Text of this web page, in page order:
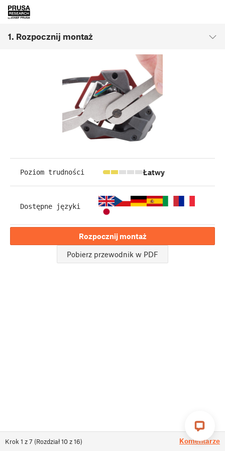
1. Rozpocznij montaż
Krok 1 z7 (Rozdział10z16) Komentarze
Poziom trudności Łatwy
Dostępne języki
Rozpocznij montaż
Pobierz przewodnik w PDF